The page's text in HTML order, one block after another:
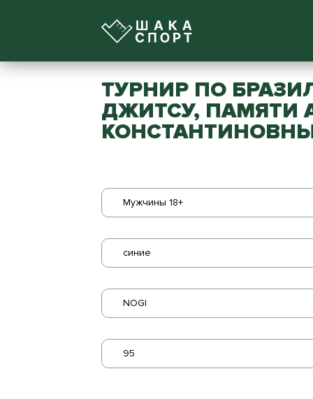
ТУРНИР ПО
ДЖИТСУ, ПАМЯТИ
Мужчины 18+
синие
NOGI
95